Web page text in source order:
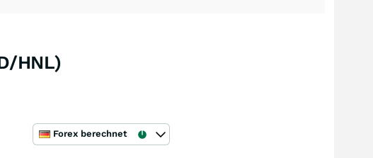
HNL)
Forex berechnet